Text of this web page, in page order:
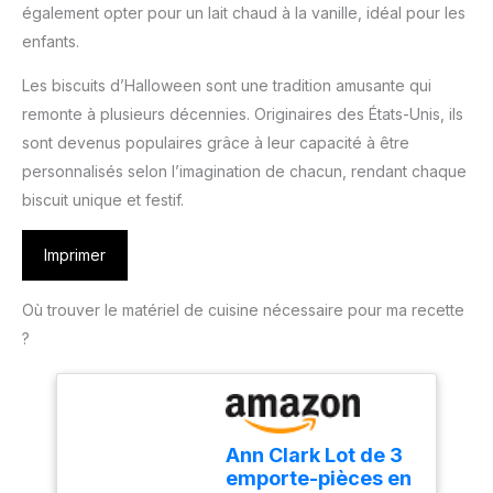
également opter pour un lait chaud à la vanille, idéal pour les
enfants.
Les biscuits d’Halloween sont une tradition amusante qui
remonte à plusieurs décennies. Originaires des États-Unis, ils
sont devenus populaires grâce à leur capacité à être
personnalisés selon l’imagination de chacun, rendant chaque
biscuit unique et festif.
Imprimer
Où trouver le matériel de cuisine nécessaire pour ma recette
?
Ann Clark Lot de 3
emporte-pièces en